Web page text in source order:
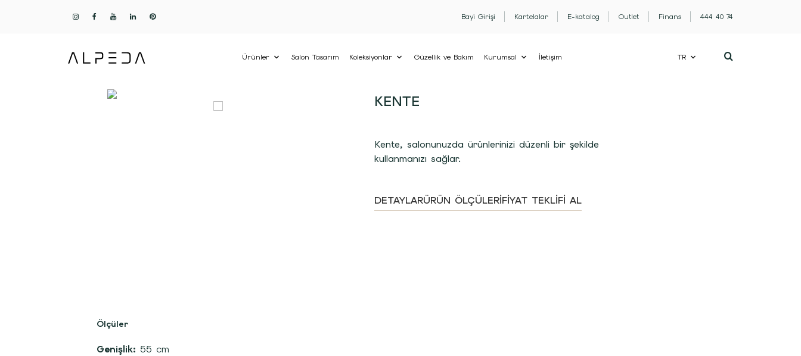
Bayi Girişi Kartelalar E-katalog Outlet Finans 444 40 74
Ürünler Salon Tasarım Koleksiyonlar Güzellik ve Bakım Kurumsal İletişim TR
KENTE
Kente, salonunuzda ürünlerinizi düzenli bir şekilde
kullanmanızı sağlar.
DETAYLARÜRÜN ÖLÇÜLERIFIYAT TEKLIFI AL
Ölçüler
Genişlik: 55 cm